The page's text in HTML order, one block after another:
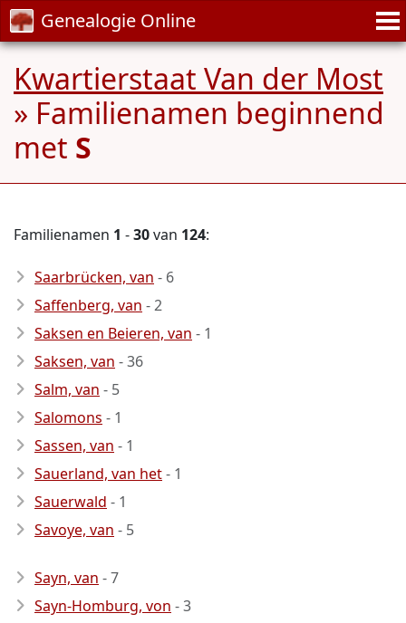
Genealogie Online
Kwartierstaat Van der Most
» Familienamen beginnend
met S
Familienamen 1 -30van 124:
Saarbrücken, van - 6
Saffenberg, van - 2
Saksen en Beieren, van - 1
Saksen, van - 36
Salm, van - 5
Salomons - 1
Sassen, van - 1
Sauerland, van het- 1
Sauerwald - 1
Savoye, van - 5
Sayn, van - 7
Sayn-Homburg, von - 3